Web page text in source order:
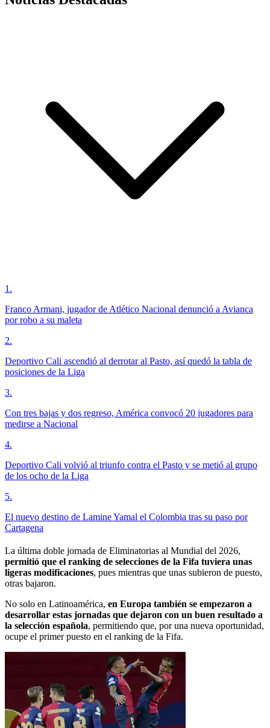
1 .
Franco Armani, jugador de Atlético Nacional denunció a Avianca
por robo a su maleta
2.
Deportivo Cali ascendió al derrotar al Pasto, así quedó la tabla de
posiciones de la Liga
3.
Con tres bajas y dos regreso, América convocó 20 jugadores para
medirse a Nacional
4.
Deportivo Cali volvió al triunfo contra el Pasto y se metió al grupo
de los ocho de la Liga
5.
El nuevo destino de Lamine Yamal el Colombia tras su paso por
Cartagena
La última doble jornada de Eliminatorias al Mundial del 2026,
permitió que el ranking de selecciones de la Fifa tuviera unas
ligeras modificaciones, pues mientras que unas subieron de puesto,
otras bajaron.
No solo en Latinoamérica, en Europa también se empezaron a
desarrollar estas jornadas que dejaron con un buen resultado a
la selección española, permitiendo que, por una nueva oportunidad,
ocupe el primer puesto en el ranking de la Fifa.